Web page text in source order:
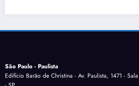
São Paulo - Paulista
Edifício Barão de Christina - Av. Paulista, 1471 -